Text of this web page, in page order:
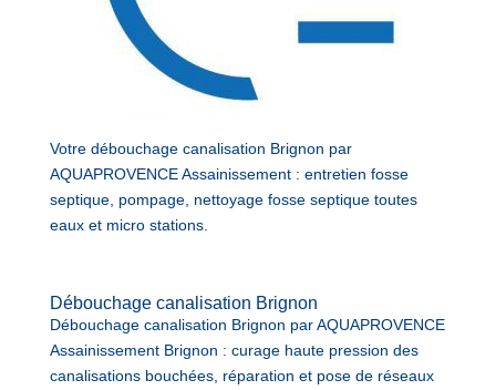
Votre débouchage canalisation Brignon par
AQUAPROVENCE Assainissement : entretien fosse
septique, pompage, nettoyage fosse septique toutes
eaux et micro stations.
Débouchage canalisation Brignon
Débouchage canalisation Brignon par AQUAPROVENCE
Assainissement Brignon : curage haute pression des
canalisations bouchées, réparation et pose de réseaux